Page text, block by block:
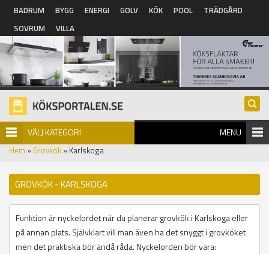
Hoppa till huvudinnehåll
BADRUM BYGG ENERGI GOLV KÖK POOL
TRÄDGÅRD
SOVRUM
VILLA
VÄLJ KATEGORI MENU
Hem » Grovkök » Karlskoga
GROVKÖK - KARLSKOGA
Funktion är nyckelordet när du planerar grovkök i Karlskoga eller
på annan plats. Självklart vill man även ha det snyggt i grovköket
men det praktiska bör ändå råda. Nyckelorden bör vara: